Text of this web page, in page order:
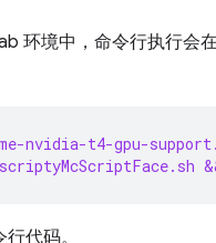
环境中，命令行执行会
nvidia-t4-gpu-
代码。